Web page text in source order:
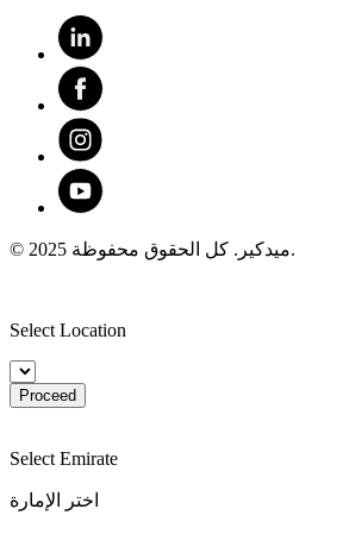
© 2025 ميدكير. كل الحقوق محفوظة.
Select Location
Proceed
Select Emirate
اختر الإمارة